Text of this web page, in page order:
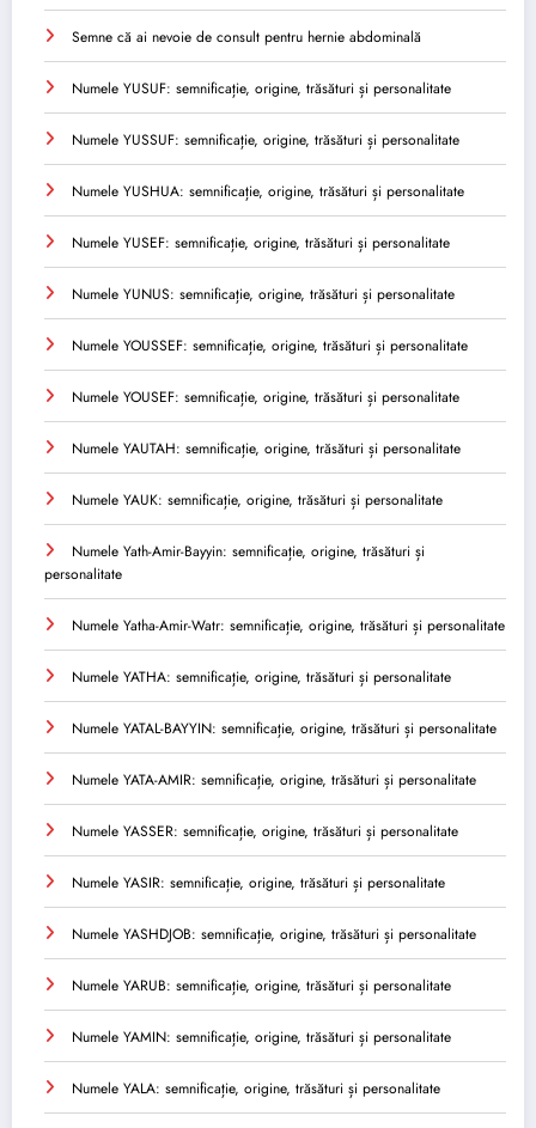
Semne că ai nevoie de consult pentru hernie abdominală
Numele YUSUF: semnificație, origine, trăsături și personalitate
Numele YUSSUF: semnificație, origine, trăsături și personalitate
Numele YUSHUA: semnificație, origine, trăsături și personalitate
Numele YUSEF: semnificație, origine, trăsături și personalitate
Numele YUNUS: semnificație, origine, trăsături și personalitate
Numele YOUSSEF: semnificație, origine, trăsături și personalitate
Numele YOUSEF: semnificație, origine, trăsături și personalitate
Numele YAUTAH: semnificație, origine, trăsături și personalitate
Numele YAUK: semnificație, origine, trăsături și personalitate
Numele Yath-Amir-Bayyin: semnificație, origine, trăsături și
personalitate
Numele Yatha-Amir-Watr: semnificație, origine, trăsături și personalitate
Numele YATHA: semnificație, origine, trăsături și personalitate
Numele YATAL-BAYYIN: semnificație, origine, trăsături și personalitate
Numele YATA-AMIR: semnificație, origine, trăsături și personalitate
Numele YASSER: semnificație, origine, trăsături și personalitate
Numele YASIR: semnificație, origine, trăsături și personalitate
Numele YASHDJOB: semnificație, origine, trăsături și personalitate
Numele YARUB: semnificație, origine, trăsături și personalitate
Numele YAMIN: semnificație, origine, trăsături și personalitate
Numele YALA: semnificație, origine, trăsături și personalitate